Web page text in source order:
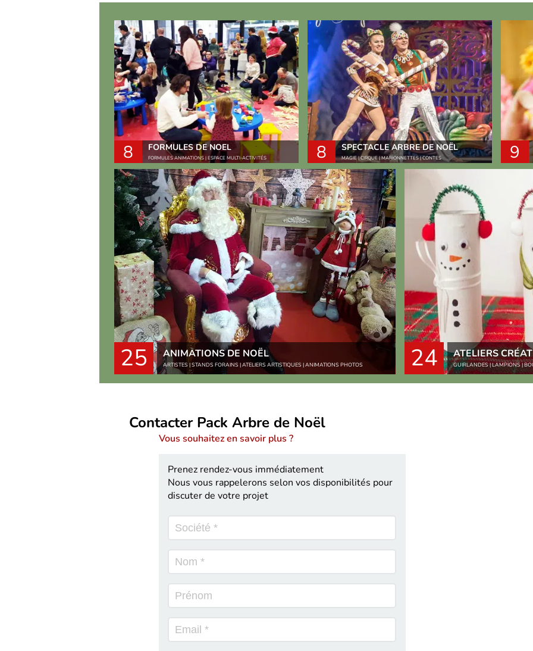
8 FORMULES DE NOEL
FORMULES ANIMATIONS | ESPACE MULTI-ACTIVITÉS 8 SPECTACLE ARBRE DE NOËL
MAGIE | CIRQUE | MARIONNETTES | CONTES 9
25 ANIMATIONS DE NOËL
ARTISTES | STANDS FORAINS | ATELIERS ARTISTIQUES | ANIMATIONS PHOTOS 24 ATELIERS
GUIRLANDES | LAMPIONS |
Contacter Pack Arbre de Noël
Vous souhaitez en savoir plus ?
Prenez rendez-vous immédiatement
Nous vous rappelerons selon vos disponibilités pour
discuter de votre projet